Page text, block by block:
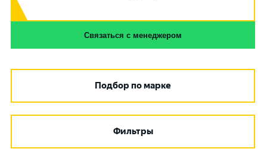
Связаться с менеджером
Подбор по марке
Фильтры